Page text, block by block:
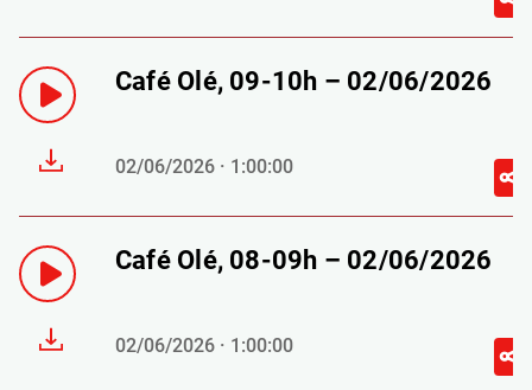
Café Olé, 09-10h – 02/06/2026
02/06/2026 · 1:00:00
Café Olé, 08-09h – 02/06/2026
02/06/2026 · 1:00:00